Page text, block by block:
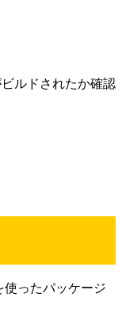
ルドされたか確認
使ったパッケージ